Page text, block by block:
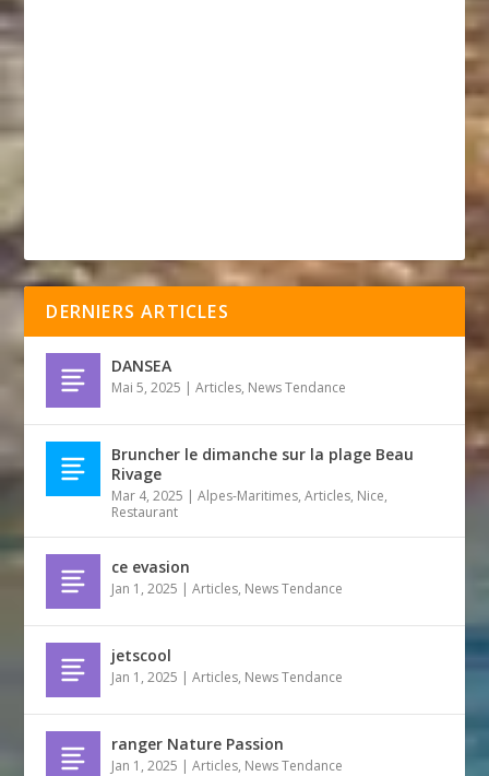
DERNIERS ARTICLES
DANSEA
Mai 5, 2025 |Articles, News Tendance
Bruncher le dimanche sur la plage Beau
Rivage
Mar 4, 2025 |Alpes-Maritimes,Articles, Nice,
Restaurant
ce evasion
Jan 1, 2025 |Articles, News Tendance
jetscool
Jan 1, 2025 |Articles, News Tendance
ranger Nature Passion
Jan 1, 2025 |Articles, News Tendance